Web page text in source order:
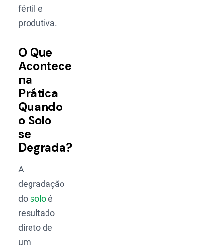
fértil e
produtiva.
O Que
Acontece
na
Prática
Quando
o Solo
se
Degrada?
A
degradação
do soloé
resultado
direto de
um